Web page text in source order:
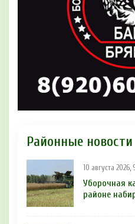
Районные новости
10 августа 2026,
Уборочная
районе